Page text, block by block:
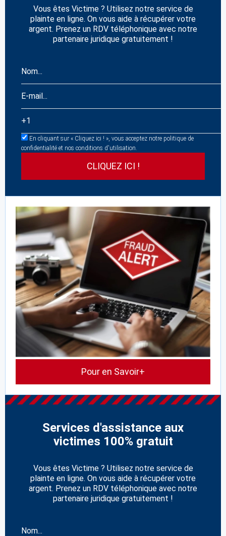
Vous êtes Victime ? Utilisez notre service de
plainte en ligne. On vous aide à récupérer votre
argent. Prenez un RDV téléphonique avec notre
partenaire juridique gratuitement !
En cliquant sur « Cliquez ici ! », vous acceptez notre politique de
confidentialité et nos conditions d'utilisation.
Pour en Savoir+
Services d'assistance aux
victimes 100% gratuit
Vous êtes Victime ? Utilisez notre service de
plainte en ligne. On vous aide à récupérer votre
argent. Prenez un RDV téléphonique avec notre
partenaire juridique gratuitement !